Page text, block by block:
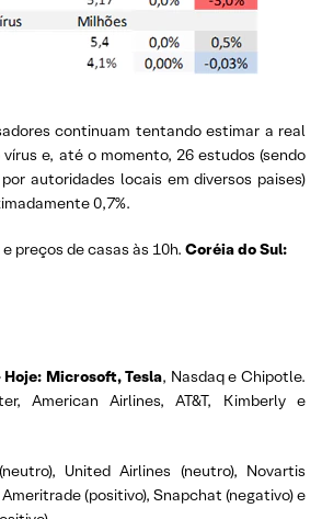
continuam tentando estimar a real
e, até o momento, 26 estudos (sendo
autoridades locais em diversos paises)
0,7%.
preços de casas às 10h. Coréia do Sul:
Hoje: Microsoft, Tesla, Nasdaq e Chipotle.
American Airlines, AT&T, Kimberly e
United Airlines (neutro), Novartis
(positivo), Snapchat (negativo) e